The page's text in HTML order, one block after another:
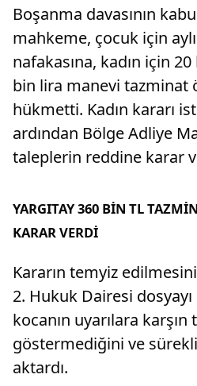
Boşanma davasının
mahkeme, çocuk için
nafakasına, kadın için
bin lira manevi tazminat
hükmetti. Kadın kararı
ardından Bölge Adliye
taleplerin reddine karar
YARGITAY 360 BİN TL
KARAR VERDİ
Kararın temyiz
2. Hukuk Dairesi
kocanın uyarılara
göstermediğini ve
aktardı.